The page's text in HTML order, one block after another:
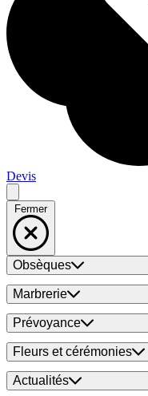
Devis
Fermer
Obsèques
Marbrerie
Prévoyance
Fleurs et cérémonies
Actualités